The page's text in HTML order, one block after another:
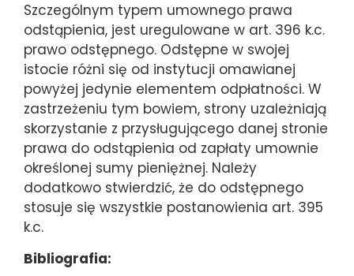
Szczególnym typem umownego prawa
odstąpienia, jest uregulowane w art. 396 k.c.
prawo odstępnego. Odstępne w swojej
istocie różni się od instytucji omawianej
powyżej jedynie elementem odpłatności. W
zastrzeżeniu tym bowiem, strony uzależniają
skorzystanie z przysługującego danej stronie
prawa do odstąpienia od zapłaty umownie
określonej sumy pieniężnej. Należy
dodatkowo stwierdzić, że do odstępnego
stosuje się wszystkie postanowienia art. 395
k.c.
Bibliografia: